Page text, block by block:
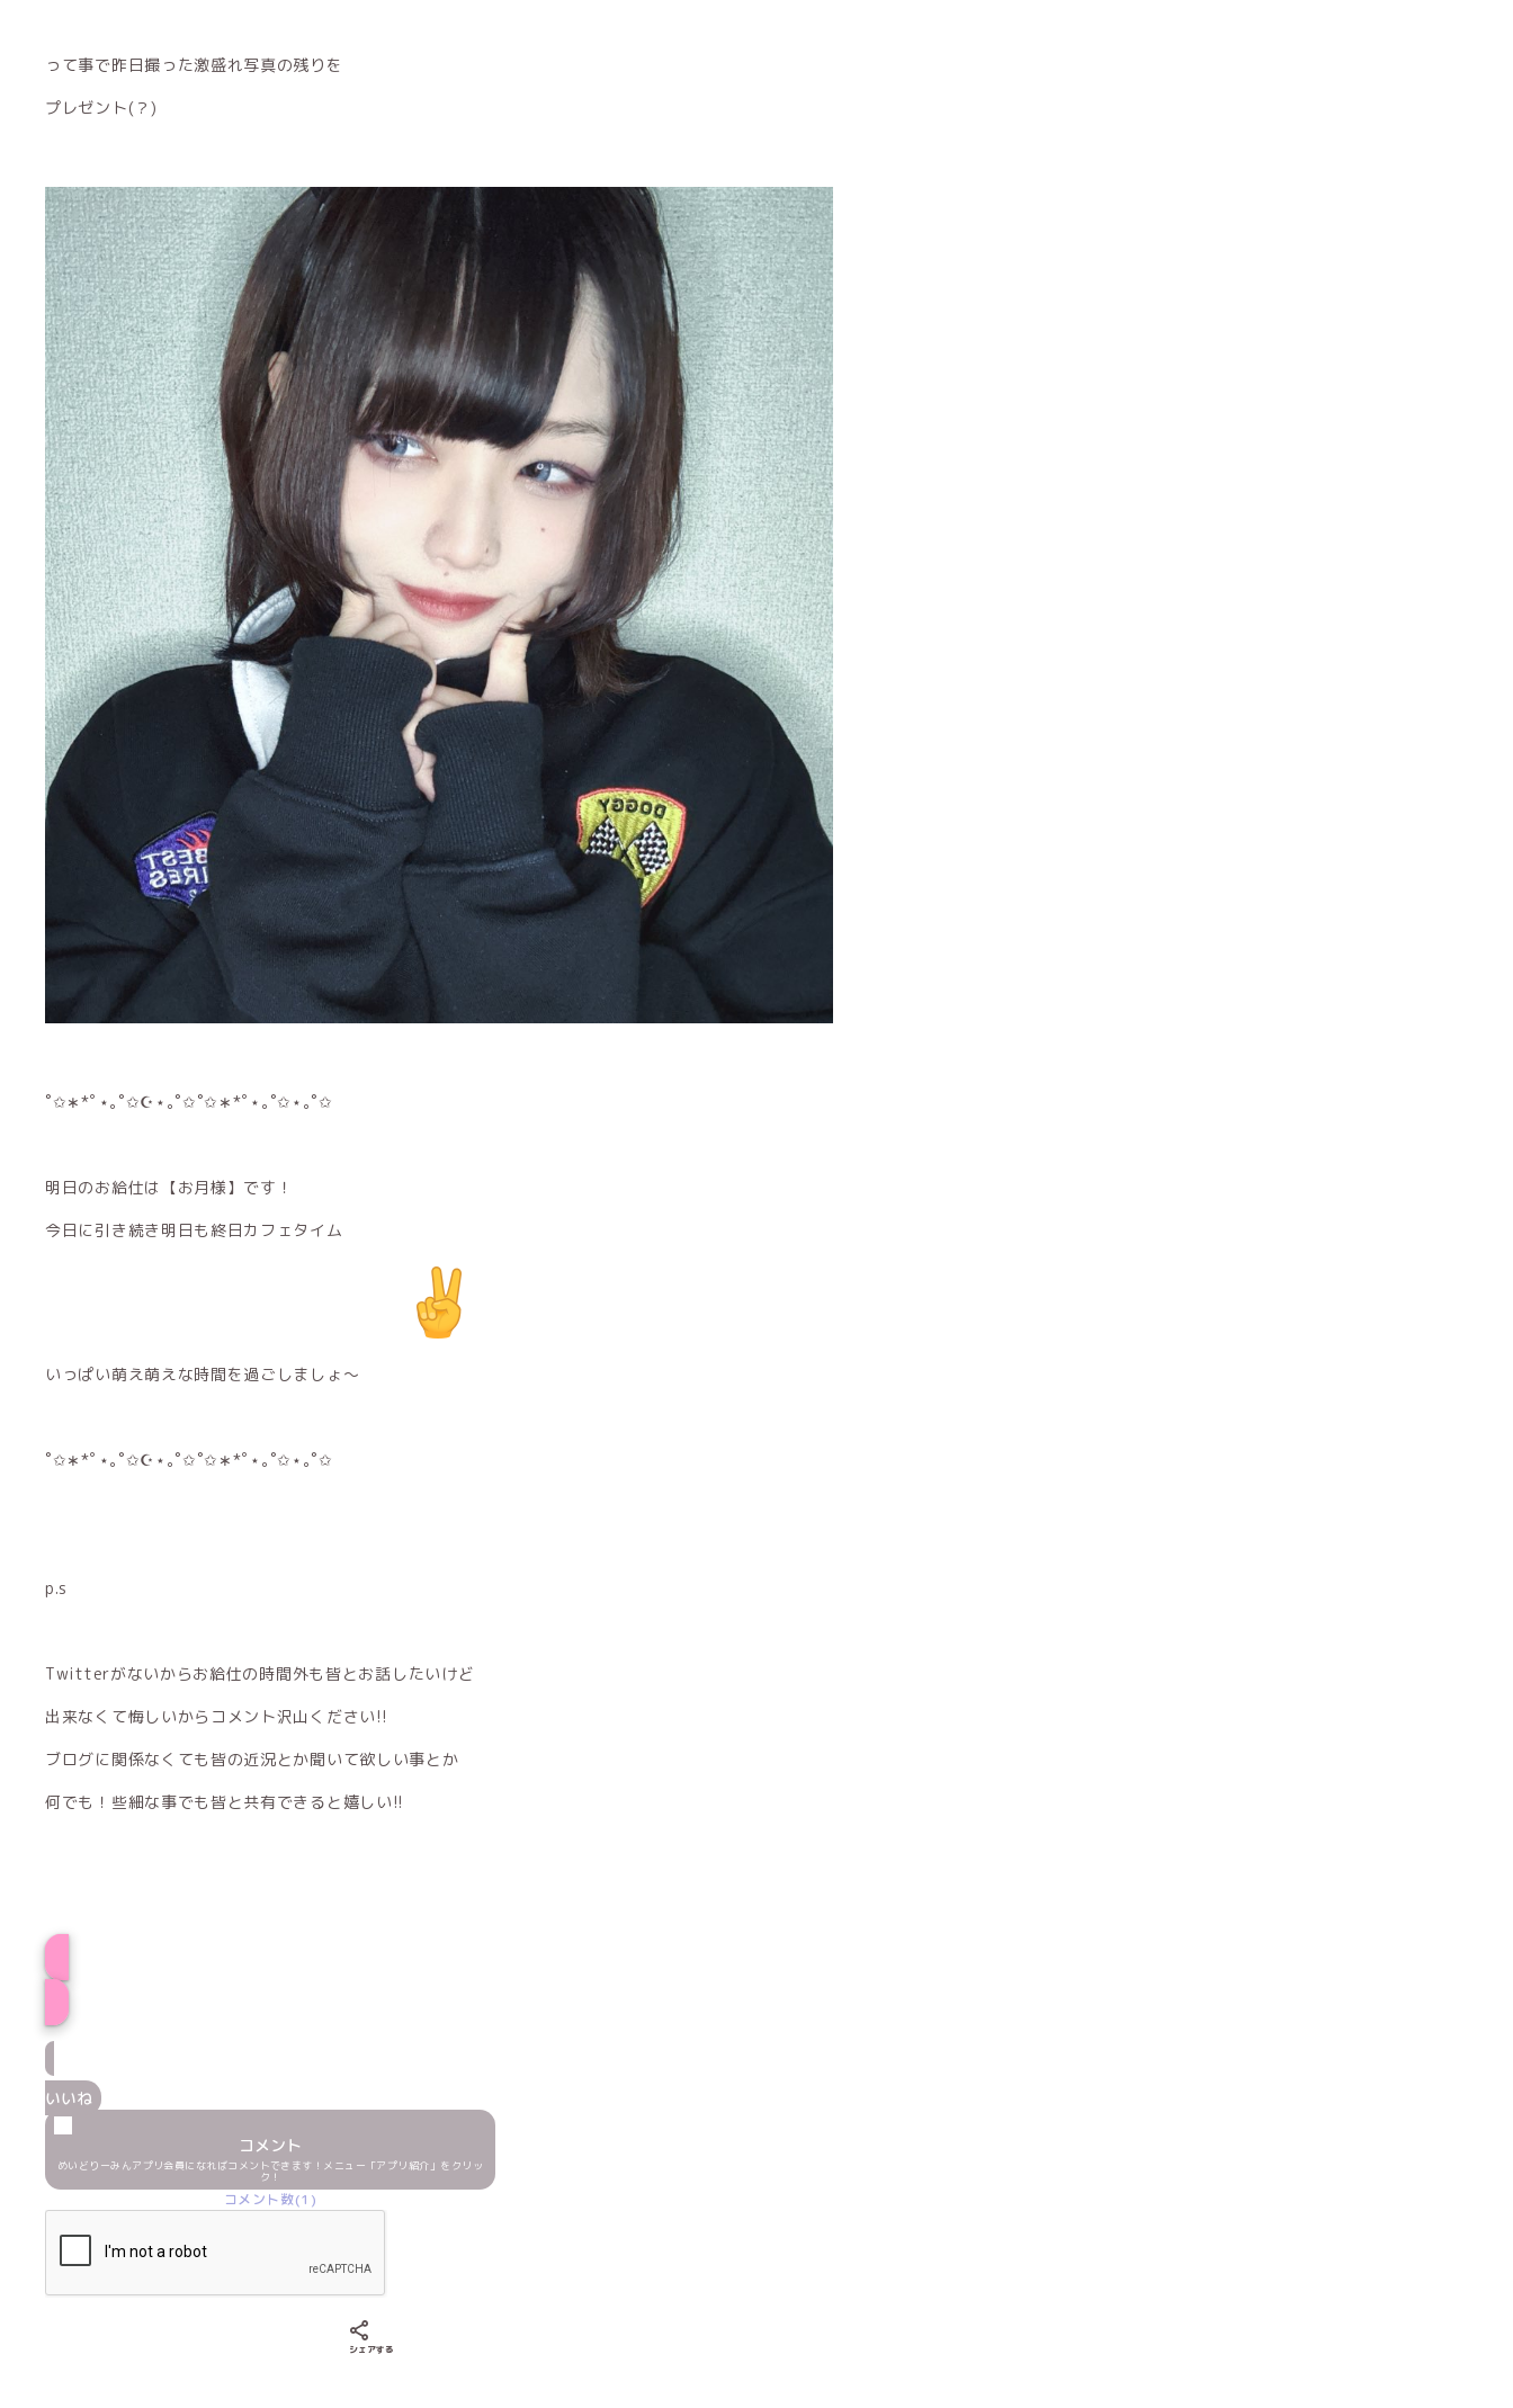
って事で昨日撮った激盛れ写真の残りを
プレゼント(？)
˚✩∗*ﾟ⋆｡˚✩☪︎⋆｡˚✩˚✩∗*ﾟ⋆｡˚✩⋆｡˚✩
明日のお給仕は 【お月様】 です！
今日に引き続き明日も終日カフェタイム
いっぱい萌え萌えな時間を過ごしましょ〜
˚✩∗*ﾟ⋆｡˚✩☪︎⋆｡˚✩˚✩∗*ﾟ⋆｡˚✩⋆｡˚✩
p.s
Twitterがないからお給仕の時間外も皆とお話したいけど
出来なくて悔しいからコメント沢山ください!!
ブログに関係なくても皆の近況とか聞いて欲しい事とか
何でも！些細な事でも皆と共有できると嬉しい!!
いいね
コメント
めいどりーみんアプリ会員になればコメントできます！メニュー「アプリ紹介」をクリッ
ク！
コメント数(1)
シェアする